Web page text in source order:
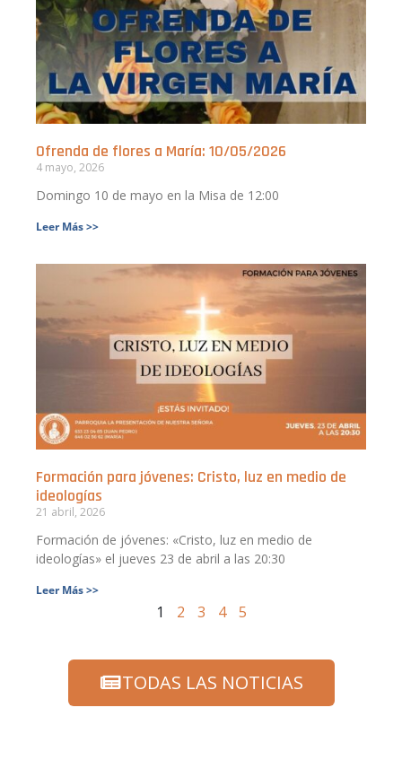
Ofrenda de flores a María: 10/05/2026
4 mayo, 2026
Domingo 10 de mayo en la Misa de 12:00
Leer Más >>
Formación para jóvenes: Cristo, luz en medio de
ideologías
21 abril, 2026
Formación de jóvenes: «Cristo, luz en medio de
ideologías» el jueves 23 de abril a las 20:30
Leer Más >>
1 2 3 4 5
TODAS LAS NOTICIAS